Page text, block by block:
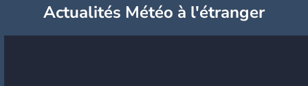
Actualités Météo à l'étranger